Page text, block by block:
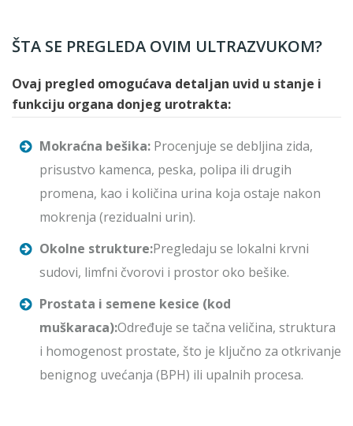
ŠTA SE PREGLEDA OVIM ULTRAZVUKOM?
Ovaj pregled omogućava detaljan uvid u stanje i
funkciju organa donjeg urotrakta:
Mokraćna bešika: Procenjuje se debljina zida,
prisustvo kamenca, peska, polipa ili drugih
promena, kao i količina urina koja ostaje nakon
mokrenja (rezidualni urin).
Okolne strukture:Pregledaju se lokalni krvni
sudovi, limfni čvorovi i prostor oko bešike.
Prostata i semene kesice (kod
muškaraca):Određuje se tačna veličina, struktura
i homogenost prostate, što je ključno za otkrivanje
benignog uvećanja (BPH) ili upalnih procesa.